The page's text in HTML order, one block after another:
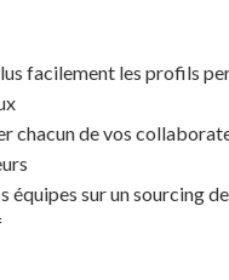
facilement les profils
chacun de vos
équipes sur un sourcing